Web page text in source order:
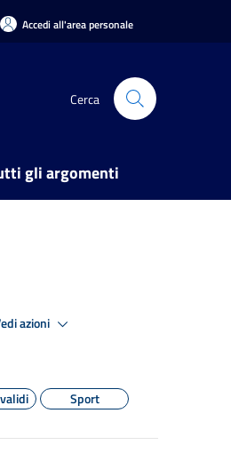
Accedi all'area personale
Cerca
gli argomenti
azioni
Sport